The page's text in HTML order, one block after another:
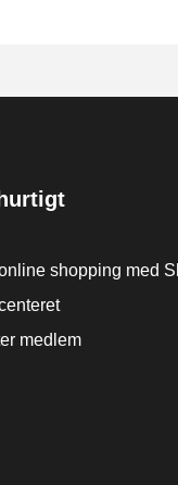
shopping med
medlem